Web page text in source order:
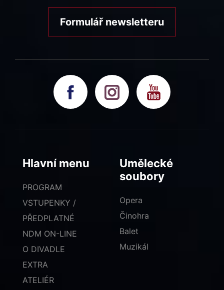
Formulář newsletteru
Hlavní menu
PROGRAM
VSTUPENKY /
PŘEDPLATNÉ
NDM ON-LINE
O DIVADLE
EXTRA
ATELIÉR
Umělecké
soubory
Opera
Činohra
Balet
Muzikál